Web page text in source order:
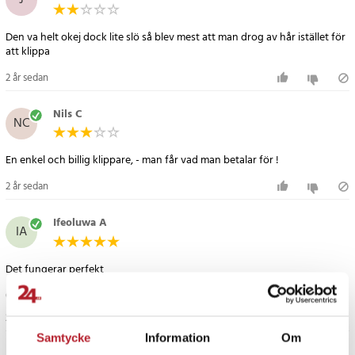
Samtycke Information Om
- Utbytbara kammar: 3, 6, 9, 12 mm
- Rostfritt stål blad: 45 mm bred
- Tyst motor
- Ergonomiskt hus
- Inkluderar: borste, sax, underhållsolja
- Nätanslutning
- Effekt: 15 W
- Stickkontaktstyp: C
Artikelnummer
Den va helt okej dock lite slö så blev mest att man drog av hår istället för
att klippa
2 år sedan
NC Nils C
En enkel och billig klippare, - man får vad man betalar för !
2 år sedan
IA Ifeoluwa A
Det fungerar perfekt
Översatt från danska
2 år sedan